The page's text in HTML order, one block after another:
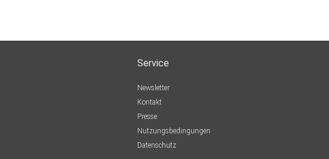
Service
Newsletter
Kontakt
Presse
Nutzungsbedingungen
Datenschutz